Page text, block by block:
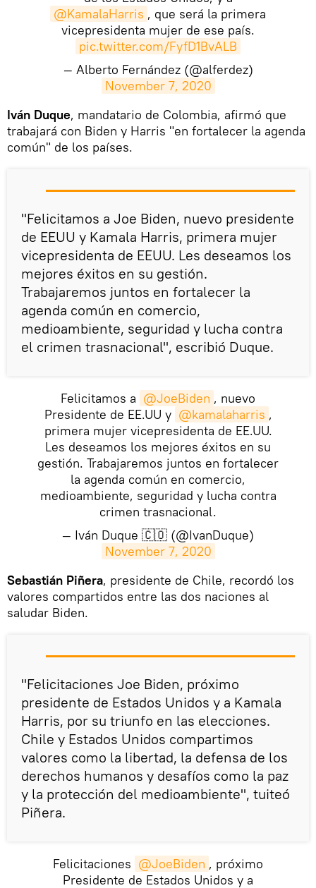
@KamalaHarris , que será la primera
vicepresidenta mujer de ese país.
pic.twitter.com/FyfD1BvALB
— Alberto Fernández (@alferdez)
November 7, 2020
Iván Duque, mandatario de Colombia, afirmó que
trabajará con Biden y Harris "en fortalecer la agenda
común" de los países.
"Felicitamos a Joe Biden, nuevo presidente
de EEUU y Kamala Harris, primera mujer
vicepresidenta de EEUU. Les deseamos los
mejores éxitos en su gestión.
Trabajaremos juntos en fortalecer la
agenda común en comercio,
medioambiente, seguridad y lucha contra
el crimen trasnacional", escribió Duque.
Felicitamos a @JoeBiden , nuevo
Presidente de EE.UU y @kamalaharris ,
primera mujer vicepresidenta de EE.UU.
Les deseamos los mejores éxitos en su
gestión. Trabajaremos juntos en fortalecer
la agenda común en comercio,
medioambiente, seguridad y lucha contra
crimen trasnacional.
— Iván Duque 🇨🇴 (@IvanDuque)
November 7, 2020
Sebastián Piñera, presidente de Chile, recordó los
valores compartidos entre las dos naciones al
saludar Biden.
"Felicitaciones Joe Biden, próximo
presidente de Estados Unidos y a Kamala
Harris, por su triunfo en las elecciones.
Chile y Estados Unidos compartimos
valores como la libertad, la defensa de los
derechos humanos y desafíos como la paz
y la protección del medioambiente", tuiteó
Piñera.
Felicitaciones @JoeBiden , próximo
Presidente de Estados Unidos y a